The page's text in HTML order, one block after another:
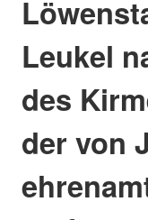
Leukel
des
der von